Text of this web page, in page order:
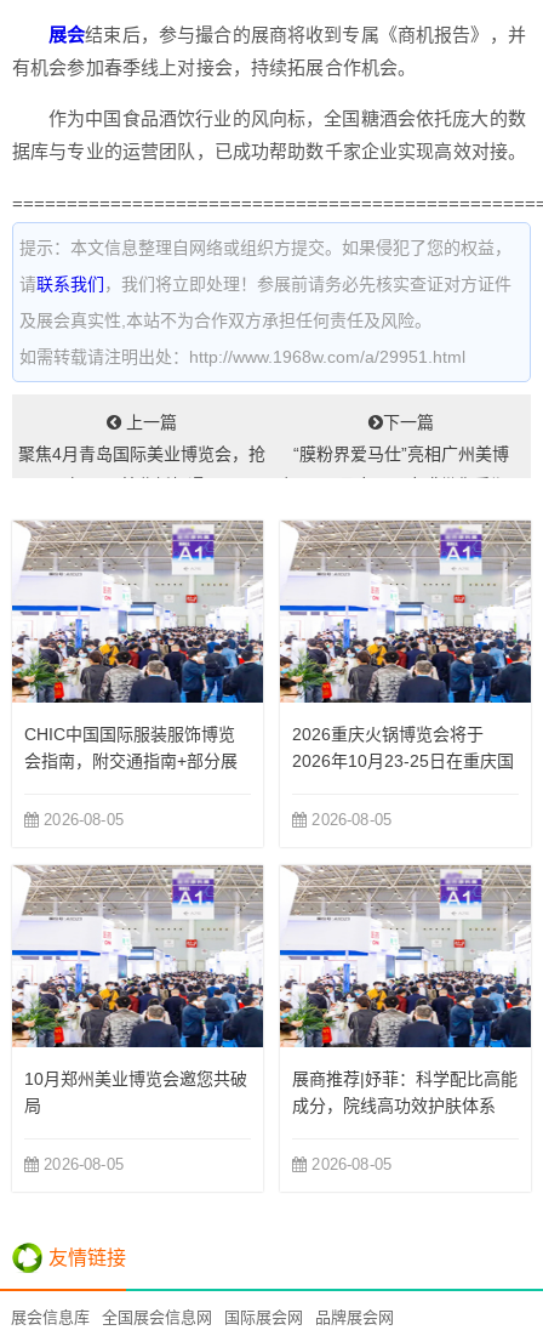
展会结束后，参与撮合的展商将收到专属《商机报告》，并
有机会参加春季线上对接会，持续拓展合作机会。
作为中国食品酒饮行业的风向标，全国糖酒会依托庞大的数
据库与专业的运营团队，已成功帮助数千家企业实现高效对接。
提示：本文信息整理自网络或组织方提交。如果侵犯了您的权益，
请联系我们 ，我们将立即处理！参展前请务必先核实查证对方证件
及展会真实性,本站不为合作双方承担任何责任及风险。
如需转载请注明出处：http://www.1968w.com/a/29951.html
上一篇
聚焦4月青岛国际美业博览会，抢
下一篇
“膜粉界爱马仕”亮相广州美博
类爆款法则...
CHIC中国国际服装服饰博览
会指南，附交通指南+部分展
2026-08-05
2026重庆火锅博览会将于
2026年10月23-25日在重庆国
2026-08-05
10月郑州美业博览会邀您共破
局
2026-08-05
展商推荐|妤菲：科学配比高能
成分，院线高功效护肤体系
2026-08-05
友情链接
展会信息库 全国展会信息网 国际展会网 品牌展会网